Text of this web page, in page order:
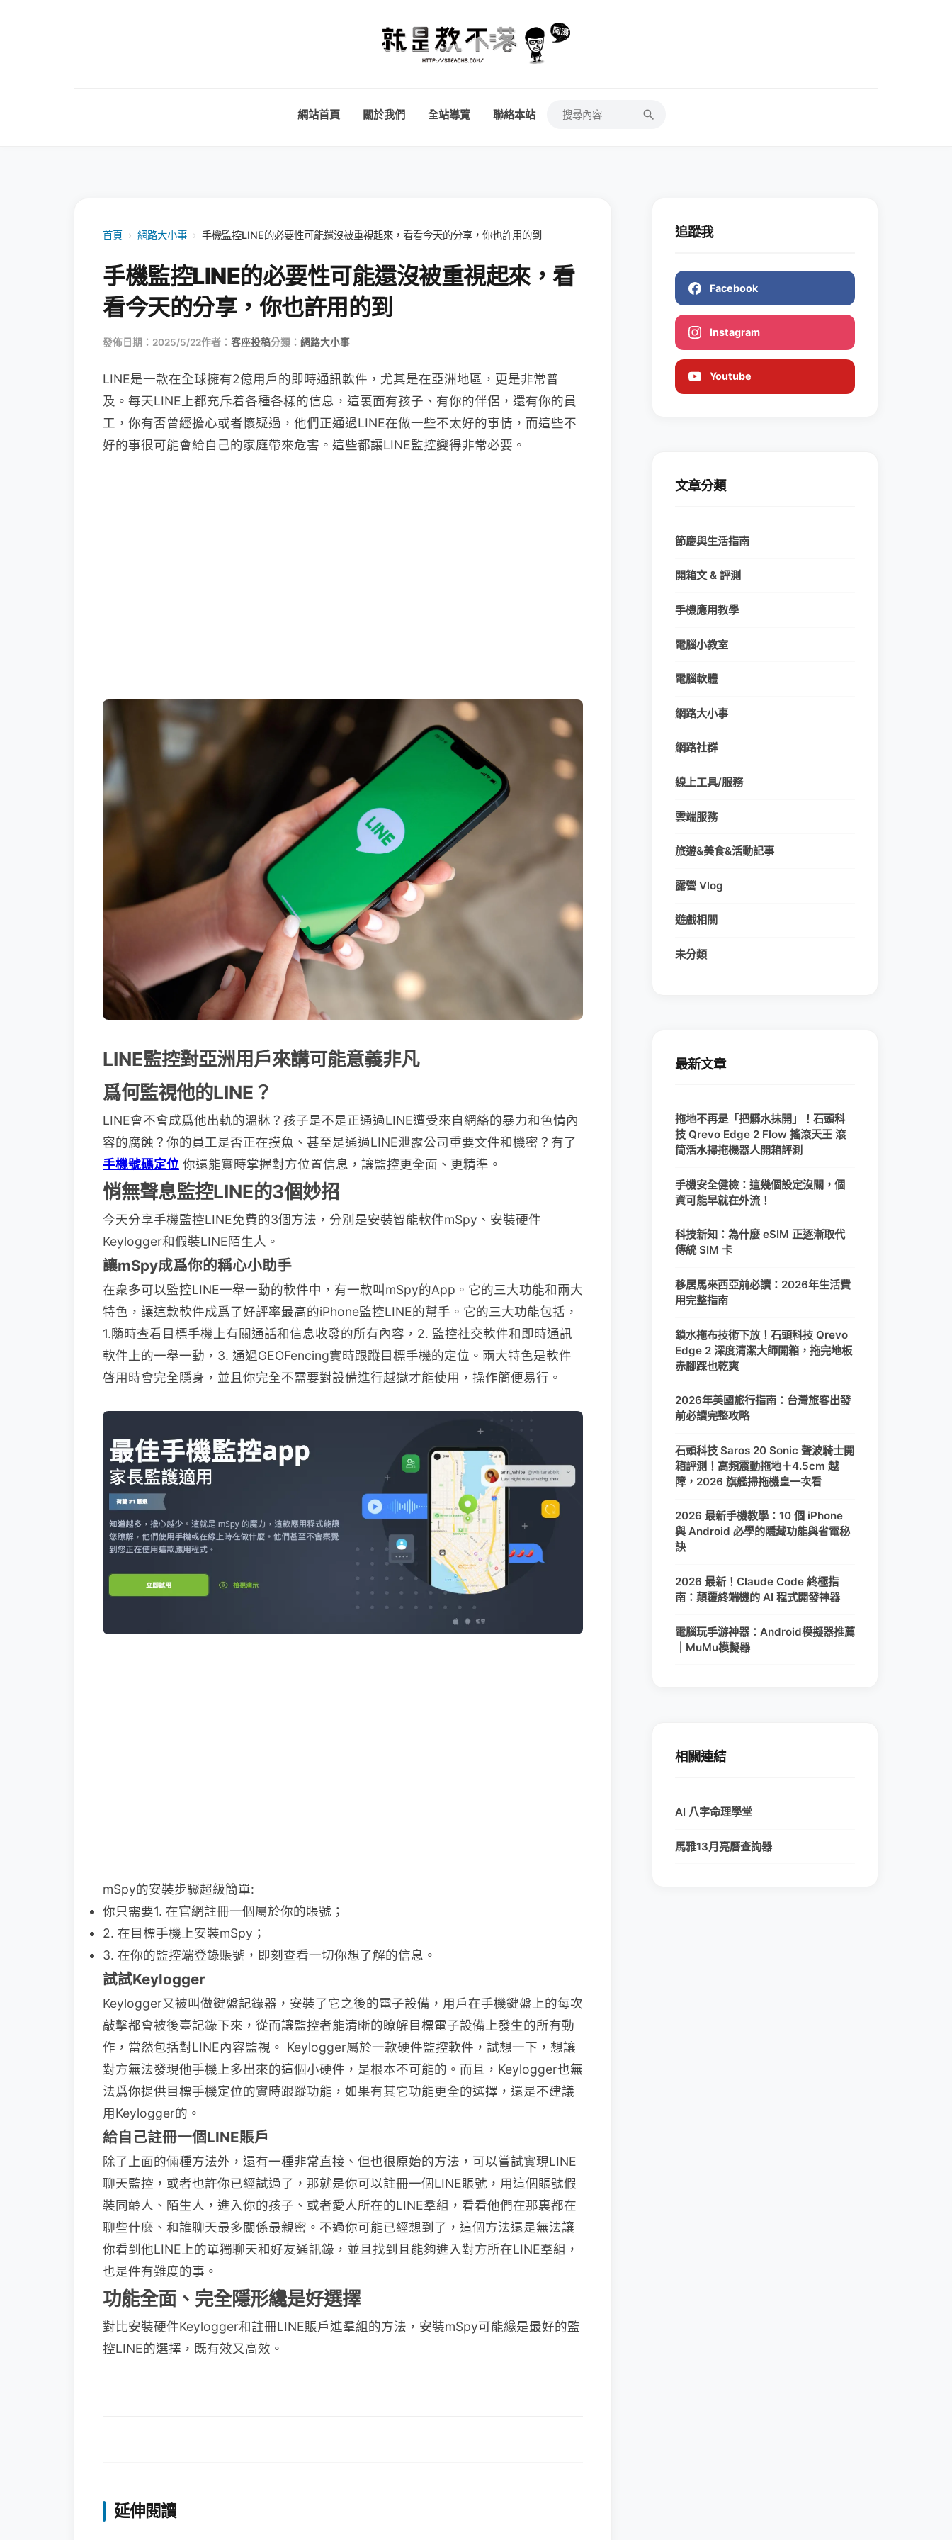
網站首頁 關於我們 全站導覽 聯絡本站
首頁 › 網路大小事 › 手機監控LINE的必要性可能還沒被重視起來，看看今天的分享，你也許用的到
手機監控LINE的必要性可能還沒被重視起來，看
看今天的分享，你也許用的到
發佈日期：2025/5/22作者： 客座投稿分類： 網路大小事
LINE是一款在全球擁有2億用戶的即時通訊軟件，尤其是在亞洲地區，更是非常普
及。每天LINE上都充斥着各種各樣的信息，這裏面有孩子、有你的伴侶，還有你的員
工，你有否曾經擔心或者懷疑過，他們正通過LINE在做一些不太好的事情，而這些不
好的事很可能會給自己的家庭帶來危害。這些都讓LINE監控變得非常必要。
LINE監控對亞洲用戶來講可能意義非凡
爲何監視他的LINE？
LINE會不會成爲他出軌的溫牀？孩子是不是正通過LINE遭受來自網絡的暴力和色情內
容的腐蝕？你的員工是否正在摸魚、甚至是通過LINE泄露公司重要文件和機密？有了
手機號碼定位 你還能實時掌握對方位置信息，讓監控更全面、更精準。
悄無聲息監控LINE的3個妙招
今天分享手機監控LINE免費的3個方法，分別是安裝智能軟件mSpy、安裝硬件
Keylogger和假裝LINE陌生人。
讓mSpy成爲你的稱心小助手
在衆多可以監控LINE一舉一動的軟件中，有一款叫mSpy的App。它的三大功能和兩大
特色，讓這款軟件成爲了好評率最高的iPhone監控LINE的幫手。它的三大功能包括，
1.隨時查看目標手機上有關通話和信息收發的所有內容，2. 監控社交軟件和即時通訊
軟件上的一舉一動，3. 通過GEOFencing實時跟蹤目標手機的定位。兩大特色是軟件
啓用時會完全隱身，並且你完全不需要對設備進行越獄才能使用，操作簡便易行。
mSpy的安裝步驟超級簡單:
你只需要1. 在官網註冊一個屬於你的賬號；
2. 在目標手機上安裝mSpy；
3. 在你的監控端登錄賬號，即刻查看一切你想了解的信息。
試試Keylogger
Keylogger又被叫做鍵盤記錄器，安裝了它之後的電子設備，用戶在手機鍵盤上的每次
敲擊都會被後臺記錄下來，從而讓監控者能清晰的瞭解目標電子設備上發生的所有動
作，當然包括對LINE內容監視。 Keylogger屬於一款硬件監控軟件，試想一下，想讓
對方無法發現他手機上多出來的這個小硬件，是根本不可能的。而且，Keylogger也無
法爲你提供目標手機定位的實時跟蹤功能，如果有其它功能更全的選擇，還是不建議
用Keylogger的。
給自己註冊一個LINE賬戶
除了上面的倆種方法外，還有一種非常直接、但也很原始的方法，可以嘗試實現LINE
聊天監控，或者也許你已經試過了，那就是你可以註冊一個LINE賬號，用這個賬號假
裝同齡人、陌生人，進入你的孩子、或者愛人所在的LINE羣組，看看他們在那裏都在
聊些什麼、和誰聊天最多關係最親密。不過你可能已經想到了，這個方法還是無法讓
你看到他LINE上的單獨聊天和好友通訊錄，並且找到且能夠進入對方所在LINE羣組，
也是件有難度的事。
功能全面、完全隱形纔是好選擇
對比安裝硬件Keylogger和註冊LINE賬戶進羣組的方法，安裝mSpy可能纔是最好的監
控LINE的選擇，既有效又高效。
延伸閱讀
追蹤我
Facebook
Instagram
Youtube
文章分類
節慶與生活指南
開箱文 & 評測
手機應用教學
電腦小教室
電腦軟體
網路大小事
網路社群
線上工具/服務
雲端服務
旅遊&美食&活動記事
露營 Vlog
遊戲相關
未分類
最新文章
拖地不再是「把髒水抹開」！石頭科
技 Qrevo Edge 2 Flow 搖滾天王 滾
筒活水掃拖機器人開箱評測
手機安全健檢：這幾個設定沒關，個
資可能早就在外流！
科技新知：為什麼 eSIM 正逐漸取代
傳統 SIM 卡
移居馬來西亞前必讀：2026年生活費
用完整指南
鎖水拖布技術下放！石頭科技 Qrevo
Edge 2 深度清潔大師開箱，拖完地板
赤腳踩也乾爽
2026年美國旅行指南：台灣旅客出發
前必讀完整攻略
石頭科技 Saros 20 Sonic 聲波騎士開
箱評測！高頻震動拖地＋4.5cm 越
障，2026 旗艦掃拖機皇一次看
2026 最新手機教學：10 個 iPhone
與 Android 必學的隱藏功能與省電秘
訣
2026 最新！Claude Code 終極指
南：顛覆終端機的 AI 程式開發神器
電腦玩手游神器：Android模擬器推薦
｜MuMu模擬器
相關連結
AI 八字命理學堂
馬雅13月亮曆查詢器